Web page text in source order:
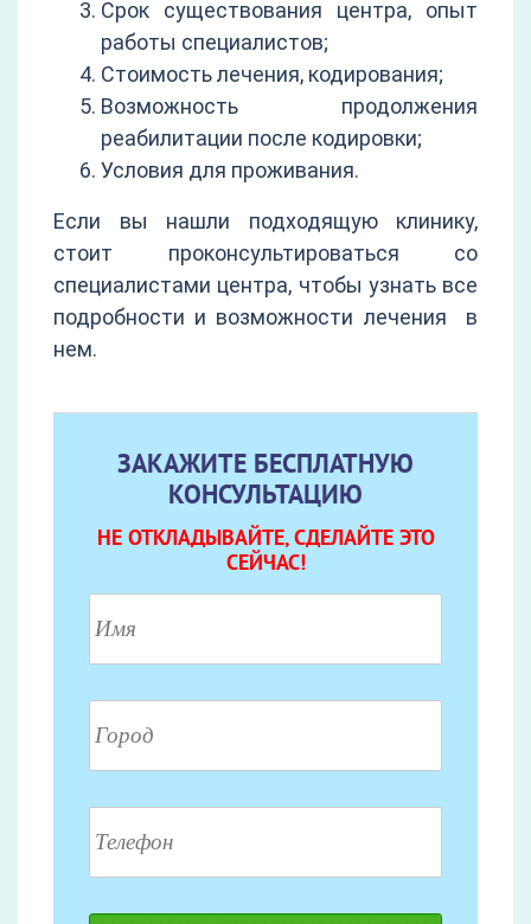
Срок существования центра, опыт
работы специалистов;
Стоимость лечения, кодирования;
Возможность продолжения
реабилитации после кодировки;
Условия для проживания.
Если вы нашли подходящую клинику,
стоит проконсультироваться со
специалистами центра, чтобы узнать все
подробности и возможности лечения в
нем.
ЗАКАЖИТЕ БЕСПЛАТНУЮ
КОНСУЛЬТАЦИЮ
НЕ ОТКЛАДЫВАЙТЕ, СДЕЛАЙТЕ ЭТО
СЕЙЧАС!